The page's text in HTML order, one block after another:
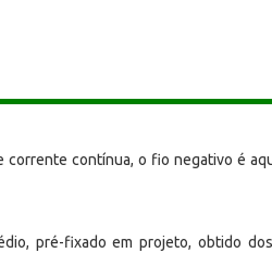
corrente contínua, o fio negativo é
pré-fixado em projeto, obtido